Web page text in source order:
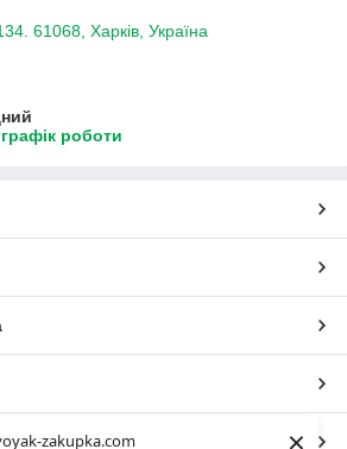
zakupka.com
61068, Харків, Україна
роботи